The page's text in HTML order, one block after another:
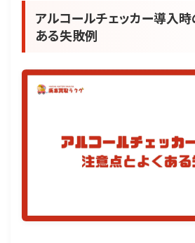
アルコールチェッカー導入時
ある失敗例